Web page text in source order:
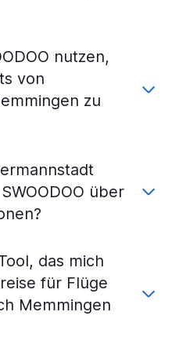
am Main
Niederrhein
Leipzig
nutzen,
von
zu
über
das mich
für Flüge
Memmingen